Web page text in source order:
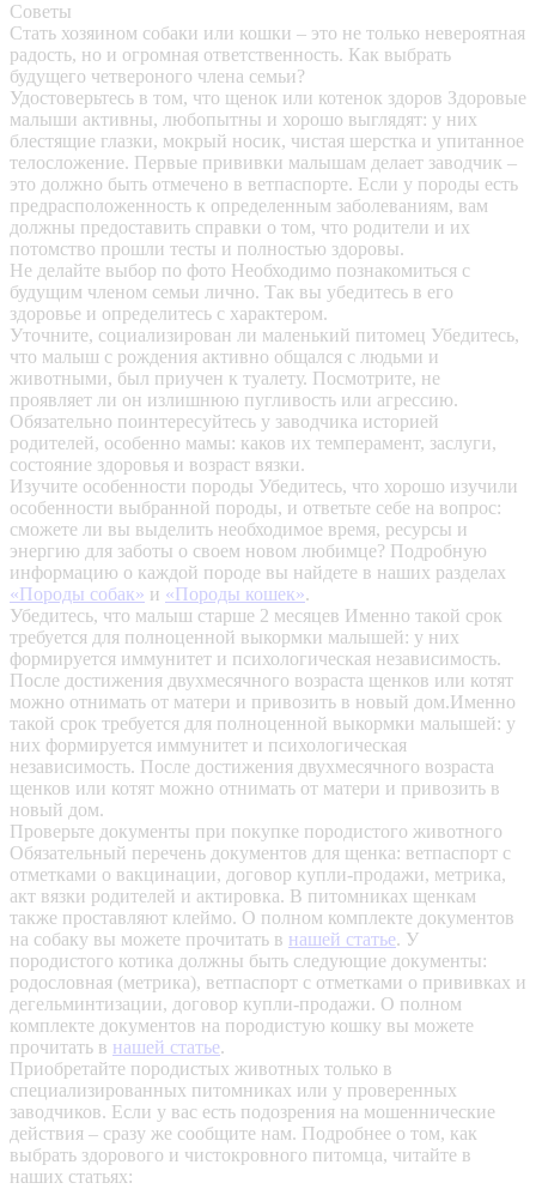
Советы
Стать хозяином собаки или кошки – это не только невероятная
радость, но и огромная ответственность. Как выбрать
будущего четвероного члена семьи?
Удостоверьтесь в том, что щенок или котенок здоров Здоровые
малыши активны, любопытны и хорошо выглядят: у них
блестящие глазки, мокрый носик, чистая шерстка и упитанное
телосложение. Первые прививки малышам делает заводчик –
это должно быть отмечено в ветпаспорте. Если у породы есть
предрасположенность к определенным заболеваниям, вам
должны предоставить справки о том, что родители и их
потомство прошли тесты и полностью здоровы.
Не делайте выбор по фото Необходимо познакомиться с
будущим членом семьи лично. Так вы убедитесь в его
здоровье и определитесь с характером.
Уточните, социализирован ли маленький питомец Убедитесь,
что малыш с рождения активно общался с людьми и
животными, был приучен к туалету. Посмотрите, не
проявляет ли он излишнюю пугливость или агрессию.
Обязательно поинтересуйтесь у заводчика историей
родителей, особенно мамы: каков их темперамент, заслуги,
состояние здоровья и возраст вязки.
Изучите особенности породы Убедитесь, что хорошо изучили
особенности выбранной породы, и ответьте себе на вопрос:
сможете ли вы выделить необходимое время, ресурсы и
энергию для заботы о своем новом любимце? Подробную
информацию о каждой породе вы найдете в наших разделах
«Породы собак» и «Породы кошек».
Убедитесь, что малыш старше 2 месяцев Именно такой срок
требуется для полноценной выкормки малышей: у них
формируется иммунитет и психологическая независимость.
После достижения двухмесячного возраста щенков или котят
можно отнимать от матери и привозить в новый дом.Именно
такой срок требуется для полноценной выкормки малышей: у
них формируется иммунитет и психологическая
независимость. После достижения двухмесячного возраста
щенков или котят можно отнимать от матери и привозить в
новый дом.
Проверьте документы при покупке породистого животного
Обязательный перечень документов для щенка: ветпаспорт с
отметками о вакцинации, договор купли-продажи, метрика,
акт вязки родителей и актировка. В питомниках щенкам
также проставляют клеймо. О полном комплекте документов
на собаку вы можете прочитать в нашей статье. У
породистого котика должны быть следующие документы:
родословная (метрика), ветпаспорт с отметками о прививках и
дегельминтизации, договор купли-продажи. О полном
комплекте документов на породистую кошку вы можете
прочитать в нашей статье.
Приобретайте породистых животных только в
специализированных питомниках или у проверенных
заводчиков. Если у вас есть подозрения на мошеннические
действия – сразу же сообщите нам. Подробнее о том, как
выбрать здорового и чистокровного питомца, читайте в
наших статьях: